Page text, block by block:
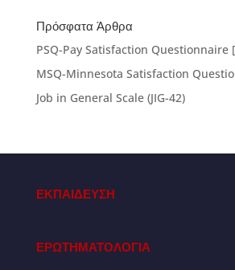
Πρόσφατα Άρθρα
PSQ-Pay Satisfaction Questionnaire
MSQ-Minnesota Satisfaction
Job in General Scale (JIG-42)
ΕΚΠΑΙΔΕΥΣΗ
ΕΡΩΤΗΜΑΤΟΛΟΓΙΑ